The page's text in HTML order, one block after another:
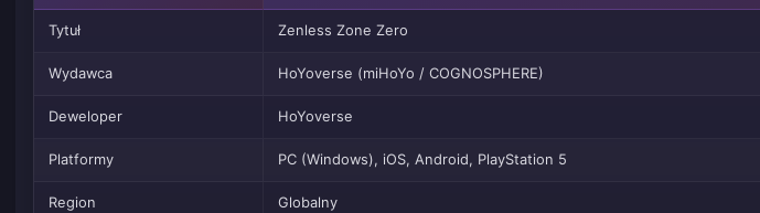
Tytuł Zenless Zone Zero
Wydawca HoYoverse (miHoYo / COGNOSPHERE)
Deweloper HoYoverse
Platformy PC (Windows), iOS, Android, PlayStation 5
Region Globalny